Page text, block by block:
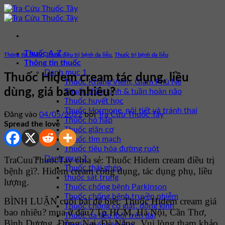
Bỏ
qua
dung
Thuốc A-Z
Thông tin thuốc
Danh mục 1
Thuốc Kháng Viêm, Giảm Phù Nề
Thuốc thần kinh & tuần hoàn não
Thuốc huyết học
Thuốc Hormone, nội tiết và tránh thai
Thuốc hô hấp
Thuốc giãn cơ
Thuốc tim mạch
Thuốc tiêu hóa đường ruột
Danh mục 2
Thuốc thải ghép
thuốc sát trùng
Thuốc chống bệnh Parkinson
Thuốc chống bệnh truyền nhiễm
Thuốc chống co giật, động kinh
Thuốc da liễu (bôi trên da)
Thông tin thuốc,Thuốc điều trị bệnh da liễu Thuốc trị bệnh da liễu
Thuốc Hidem cream tác dụng, liều
dùng, giá bao nhiêu?
Đăng vào 04/05/2022 bởiTra Cứu Thuốc Tây
Spread the love
TraCuuThuocTay chia sẻ: Thuốc Hidem cream điều trị
bệnh gì?. Hidem cream công dụng, tác dụng phụ, liều
lượng.
BÌNH LUẬN cuối bài để biết: Thuốc Hidem cream giá
bao nhiêu? mua ở đâu? Tp HCM, Hà Nội, Cần Thơ,